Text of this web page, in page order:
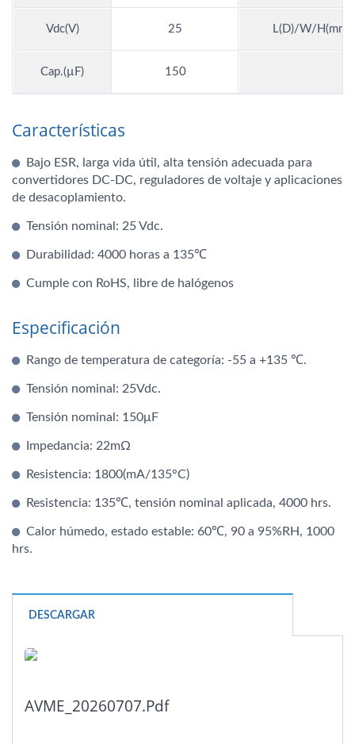
Vdc(V) 25 L(D)/W/H(mm)
Cap.(µF) 150
Características
Bajo ESR, larga vida útil, alta tensión adecuada para
convertidores DC-DC, reguladores de voltaje y aplicaciones
de desacoplamiento.
Tensión nominal: 25 Vdc.
Durabilidad: 4000 horas a 135℃
Cumple con RoHS, libre de halógenos
Especificación
Rango de temperatura de categoría: -55 a +135 ℃.
Tensión nominal: 25Vdc.
Tensión nominal: 150μF
Impedancia: 22mΩ
Resistencia: 1800(mA/135°C)
Resistencia: 135℃, tensión nominal aplicada, 4000 hrs.
Calor húmedo, estado estable: 60℃, 90 a 95%RH, 1000
hrs.
DESCARGAR
AVME_20260707.pdf